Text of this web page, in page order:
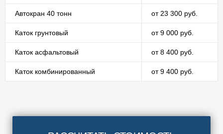
Автокран 40 тонн от 23 300 руб.
Каток грунтовый от 9 000 руб.
Каток асфальтовый от 8 400 руб.
Каток комбинированный от 9 400 руб.